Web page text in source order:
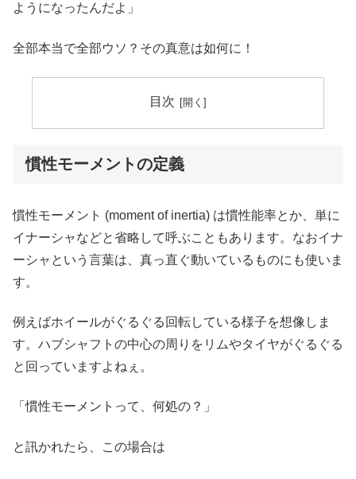
ようになったんだよ」
全部本当で全部ウソ？その真意は如何に！
目次
慣性モーメントの定義
慣性モーメント (moment of inertia) は慣性能率とか、単に
イナーシャなどと省略して呼ぶこともあります。なおイナ
ーシャという言葉は、真っ直ぐ動いているものにも使いま
す。
例えばホイールがぐるぐる回転している様子を想像しま
す。ハブシャフトの中心の周りをリムやタイヤがぐるぐる
と回っていますよねぇ。
「慣性モーメントって、何処の？」
と訊かれたら、この場合は